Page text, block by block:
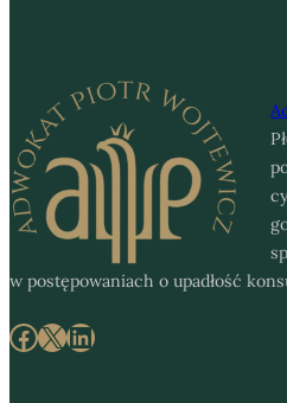
w postępowaniach o upadłość
Facebook
X LinkedIn